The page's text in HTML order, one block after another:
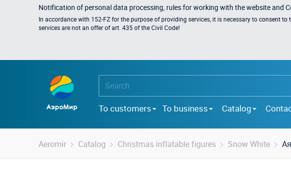
Notification of personal data processing, rules for working with the website and
In accordance with 152-FZ for the purpose of providing services, it is necessary toconsent to
services are not an offer of art. 435 of the Civil Code!
To customers To business Catalog
Aeromir Catalog Christmas inflatable figures Snow White